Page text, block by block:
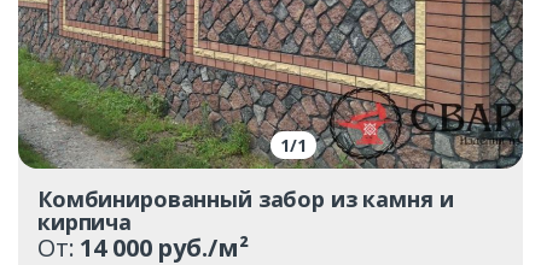
1/1
Комбинированный забор из камня и
кирпича
От: 14 000 руб./м²